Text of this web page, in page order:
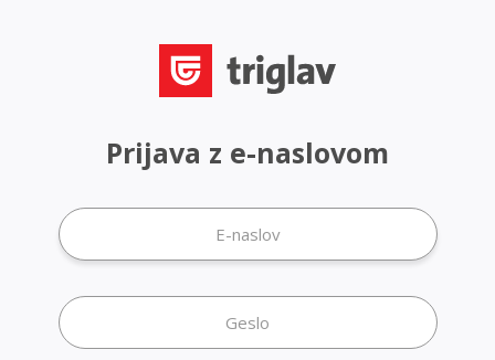
Prijava z e-naslovom